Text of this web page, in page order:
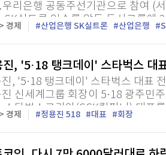
리은행 공동주선기관으로 참여 (
SK실트론 인수를 앞둔 두산그룹에
것으로 18일 알려졌다. 업계에 따르
경제 산업은행 SK실트론 산업은행
진, '5·18 탱크데이' 스타벅스 대
, '5·18 탱크데이' 스타벅스 대표
신세계그룹 회장이 5·18 광주민
스타벅스코리아(SCK컴퍼니) 대표
이 손정현 SCK 대표에게 해임을 통
경제 정용진 518 대표 회장